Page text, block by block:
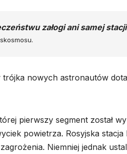
załogi ani samej stacji
nowych astronautów
pierwszy segment został
powietrza. Rosyjska
Niemniej jednak